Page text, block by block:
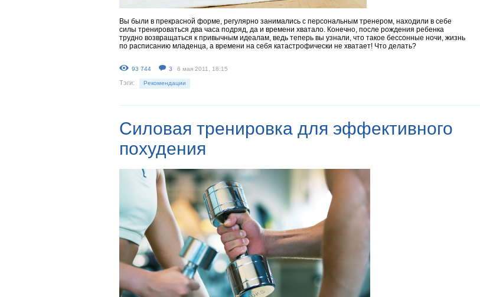
Вы были в прекрасной форме, регулярно занимались с персональным тренером, находили в себе
силы тренироваться два часа подряд, да и времени хватало. Конечно, после рождения ребенка
трудно возвращаться к привычным идеалам, ведь теперь вы узнали, что такое бессонные ночи, жизнь
по расписанию младенца, а времени на себя катастрофически не хватает! Что делать?
93 744 3 6 мая 2011, 18:15
Тэги: Рекомендации
Силовая тренировка для эффективного
похудения